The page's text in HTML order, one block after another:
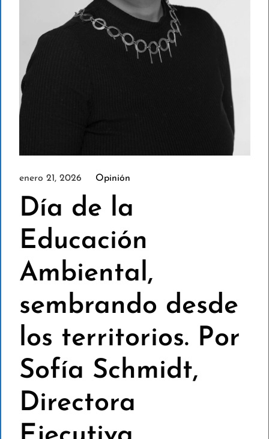
enero 21, 2026 Opinión
Día de la
Educación
Ambiental,
sembrando desde
los territorios. Por
Sofía Schmidt,
Directora